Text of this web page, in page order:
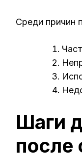
Среди причин
Шаги
после